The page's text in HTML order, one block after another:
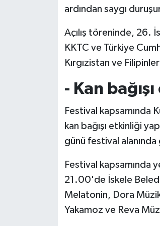
ardından saygı
Açılış töreninde, 26.
KKTC ve Türkiye
Kırgızistan ve
- Kan
Festival kapsamında
kan bağışı etkinliği
günü festival
Festival kapsamında
21.00'de İskele
Melatonin, Dora
Yakamoz ve Reva